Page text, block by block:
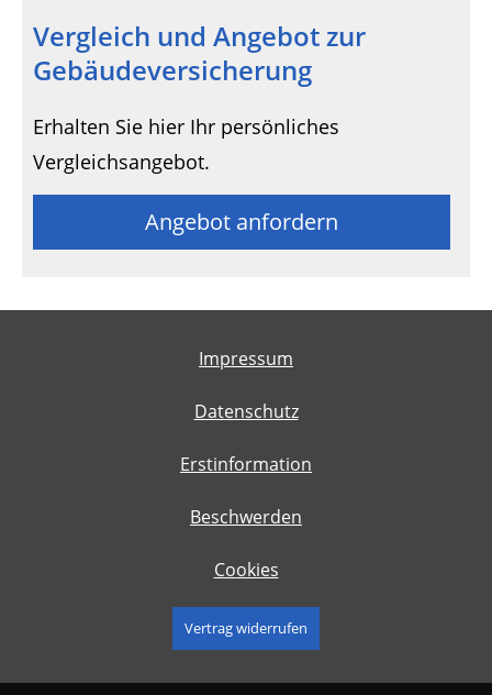
Vergleich und Angebot zur
Gebäudeversicherung
Erhalten Sie hier Ihr persönliches
Vergleichsangebot.
Angebot anfordern
Impressum
Datenschutz
Erstinformation
Beschwerden
Cookies
Vertrag widerrufen